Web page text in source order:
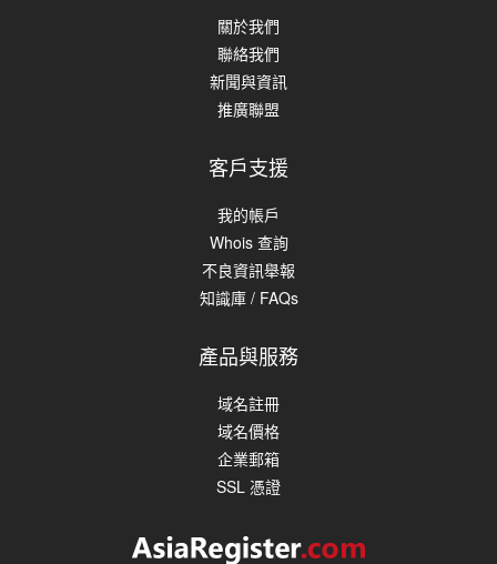
關於我們
聯絡我們
新聞與資訊
推廣聯盟
客戶支援
我的帳戶
Whois 查詢
不良資訊舉報
知識庫 / FAQs
產品與服務
域名註冊
域名價格
企業郵箱
SSL 憑證